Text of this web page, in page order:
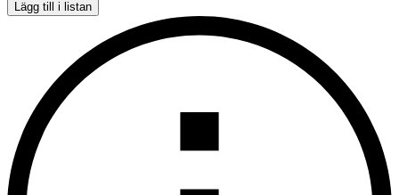
Lägg till i listan